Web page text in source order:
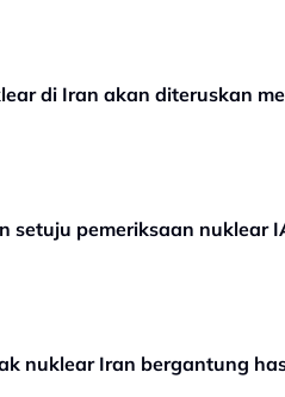
di Iran akan diteruskan
setuju pemeriksaan nuklear
nuklear Iran bergantung